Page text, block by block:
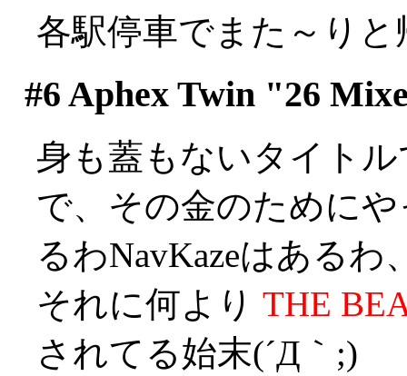
各駅停車でまた～りと
#6 Aphex Twin "26
身も蓋もないタイト
で、その金のために
るわNavKazeはあるわ
それに何より THE
されてる始末(´Д｀;)